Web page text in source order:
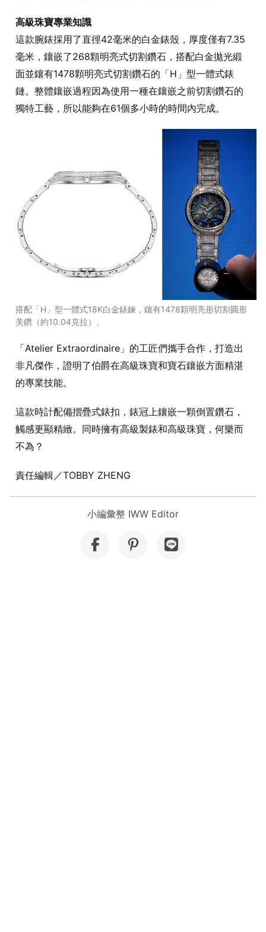
高級珠寶專業知識
這款腕錶採用了直徑42毫米的白金錶殼，厚度僅有7.35
毫米，鑲嵌了268顆明亮式切割鑽石，搭配白金拋光緞
面並鑲有1478顆明亮式切割鑽石的「H」型一體式錶
鏈。整體鑲嵌過程因為使用一種在鑲嵌之前切割鑽石的
獨特工藝，所以能夠在61個多小時的時間內完成。
搭配「H」型一體式18K白金錶鍊，鑲有1478顆明亮形切割圓形
美鑽（約10.04克拉）。
「Atelier Extraordinaire」的工匠們攜手合作，打造出
非凡傑作，證明了伯爵在高級珠寶和寶石鑲嵌方面精湛
的專業技能。
這款時計配備摺疊式錶扣，錶冠上鑲嵌一顆倒置鑽石，
觸感更顯精緻。同時擁有高級製錶和高級珠寶，何樂而
不為？
責任編輯／TOBBY ZHENG
小編彙整 IWW Editor